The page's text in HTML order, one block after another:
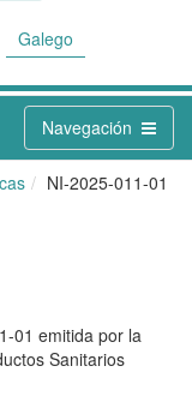
Galego
Navegación
NI-2025-011-01
01 emitida por la
Sanitarios